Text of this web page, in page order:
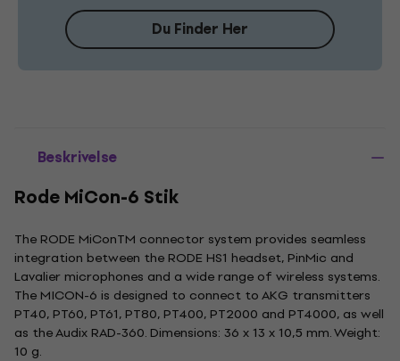
Du Finder Her
Beskrivelse
Rode MiCon-6 Stik
The RODE MiConTM connector system provides seamless
integration between the RODE HS1 headset, PinMic and
Lavalier microphones and a wide range of wireless systems.
The MICON-6 is designed to connect to AKG transmitters
PT40, PT60, PT61, PT80, PT400, PT2000 and PT4000, as well
as the Audix RAD-360. Dimensions: 36 x 13 x 10,5 mm. Weight:
10 g.